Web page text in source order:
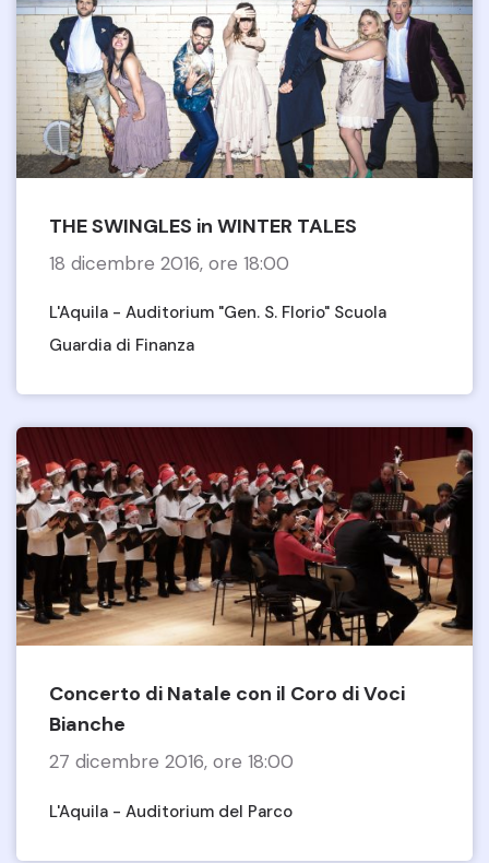
THE SWINGLES in WINTER TALES
18 dicembre 2016, ore 18:00
L'Aquila - Auditorium "Gen. S. Florio" Scuola
Guardia di Finanza
Concerto di Natale con il Coro di Voci
Bianche
27 dicembre 2016, ore 18:00
L'Aquila - Auditorium del Parco